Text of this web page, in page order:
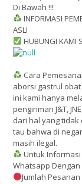
Di Bawah !!!
INFORMASI
ASLI
HUBUNGI KAMI
Cara
aborsi gastrul
ini kami hanya
pengiriman J&T,
dari hal yang tidak
tau bahwa di
masih ilegal.
Untuk Informasi
Whatsapp
Jumlah Pesanan